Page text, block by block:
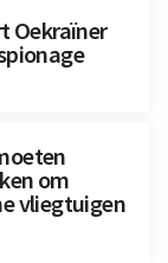
Oekraïner
om
vliegtuigen